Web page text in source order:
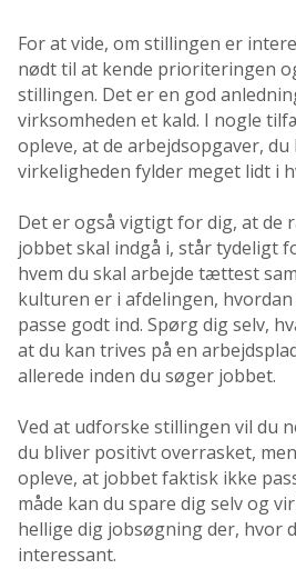
For at vide, om stillingen er
nødt til at kende prioriteringen
stillingen. Det er en god
virksomheden et kald. I nogle
opleve, at de arbejdsopgaver,
virkeligheden fylder meget lidt i
Det er også vigtigt for dig, at de
jobbet skal indgå i, står tydeligt
hvem du skal arbejde tættest
kulturen er i afdelingen,
passe godt ind. Spørg dig selv,
at du kan trives på en
allerede inden du søger jobbet.
Ved at udforske stillingen vil du
du bliver positivt overrasket,
opleve, at jobbet faktisk ikke
måde kan du spare dig selv og
hellige dig jobsøgning der, hvor
interessant.